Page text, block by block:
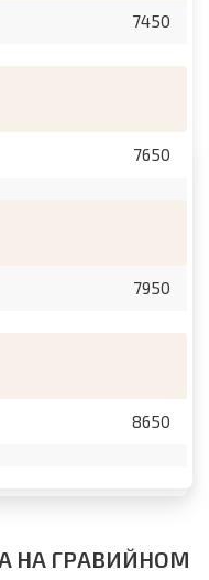
7450
7650
7950
8650
НА ГРАВИЙНОМ